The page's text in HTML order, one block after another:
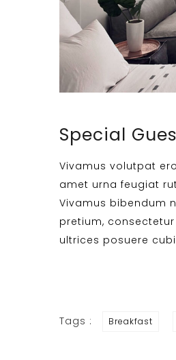
Special
Vivamus volutpat
amet urna feugiat
Vivamus bibendum
pretium,
ultrices posuere
Tags : Breakfast